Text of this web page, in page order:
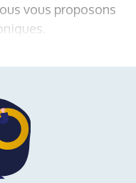
vous proposons